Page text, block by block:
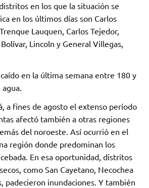
en los que la situación se
en los últimos días son Carlos
Lauquen, Carlos Tejedor,
Lincoln y General Villegas,
en la última semana entre 180 y
a fines de agosto el extenso período
afectó también a otras regiones
del noroeste. Así ocurrió en el
región donde predominan los
En esa oportunidad, distritos
como San Cayetano, Necochea
padecieron inundaciones. Y también